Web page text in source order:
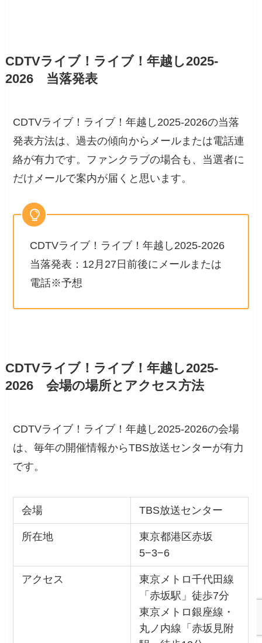
CDTVライブ！ライブ！年越し2025-
2026 当落発表
CDTVライブ！ライブ！年越し2025-2026の当落
発表方法は、過去の傾向からメールまたは電話連
絡が有力です。ファンクラブの場合も、当選者に
だけメールで案内が届くと思います。
CDTVライブ！ライブ！年越し2025-2026
当落発表：12月27日前後にメールまたは
電話※予想
CDTVライブ！ライブ！年越し2025-
2026 会場の場所とアクセス方法
CDTVライブ！ライブ！年越し2025-2026の会場
は、毎年の開催情報からTBS放送センターが有力
です。
会場 TBS放送センター
所在地
東京都港区赤坂
5−3−6
アクセス
東京メトロ千代田線
「赤坂駅」徒歩7分
東京メトロ銀座線・
丸ノ内線「赤坂見附